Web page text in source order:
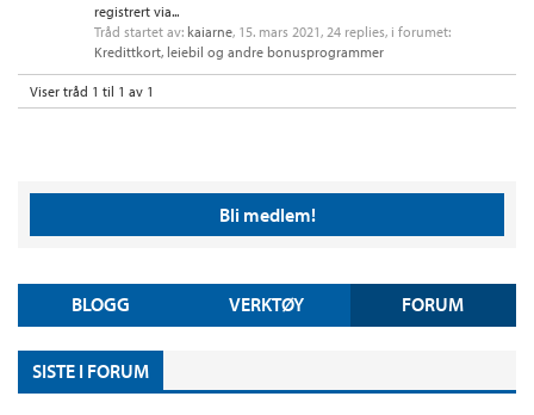
registrert via...
Tråd startet av: kaiarne, 15. mars 2021 , 24 replies, i forumet:
Kredittkort, leiebil og andre bonusprogrammer
Viser tråd 1 til 1 av 1
Bli medlem!
BLOGG VERKTØY FORUM
SISTE I FORUM